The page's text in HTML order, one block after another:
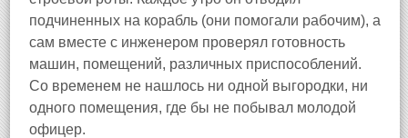
подчиненных на корабль (они помогали рабочим), а
сам вместе с инженером проверял готовность
машин, помещений, различных приспособлений.
Со временем не нашлось ни одной выгородки, ни
одного помещения, где бы не побывал молодой
офицер.